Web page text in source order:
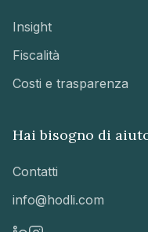
Insight
Fiscalità
Costi e trasparenza
Hai bisogno di
Contatti
info@hodli.com